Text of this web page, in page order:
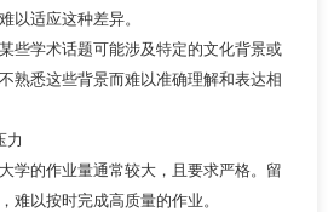
以适应这种差异。
学术话题可能涉及特定的文化背景或
熟悉这些背景而难以准确理解和表达相
力
的作业量通常较大，且要求严格。留
难以按时完成高质量的作业。